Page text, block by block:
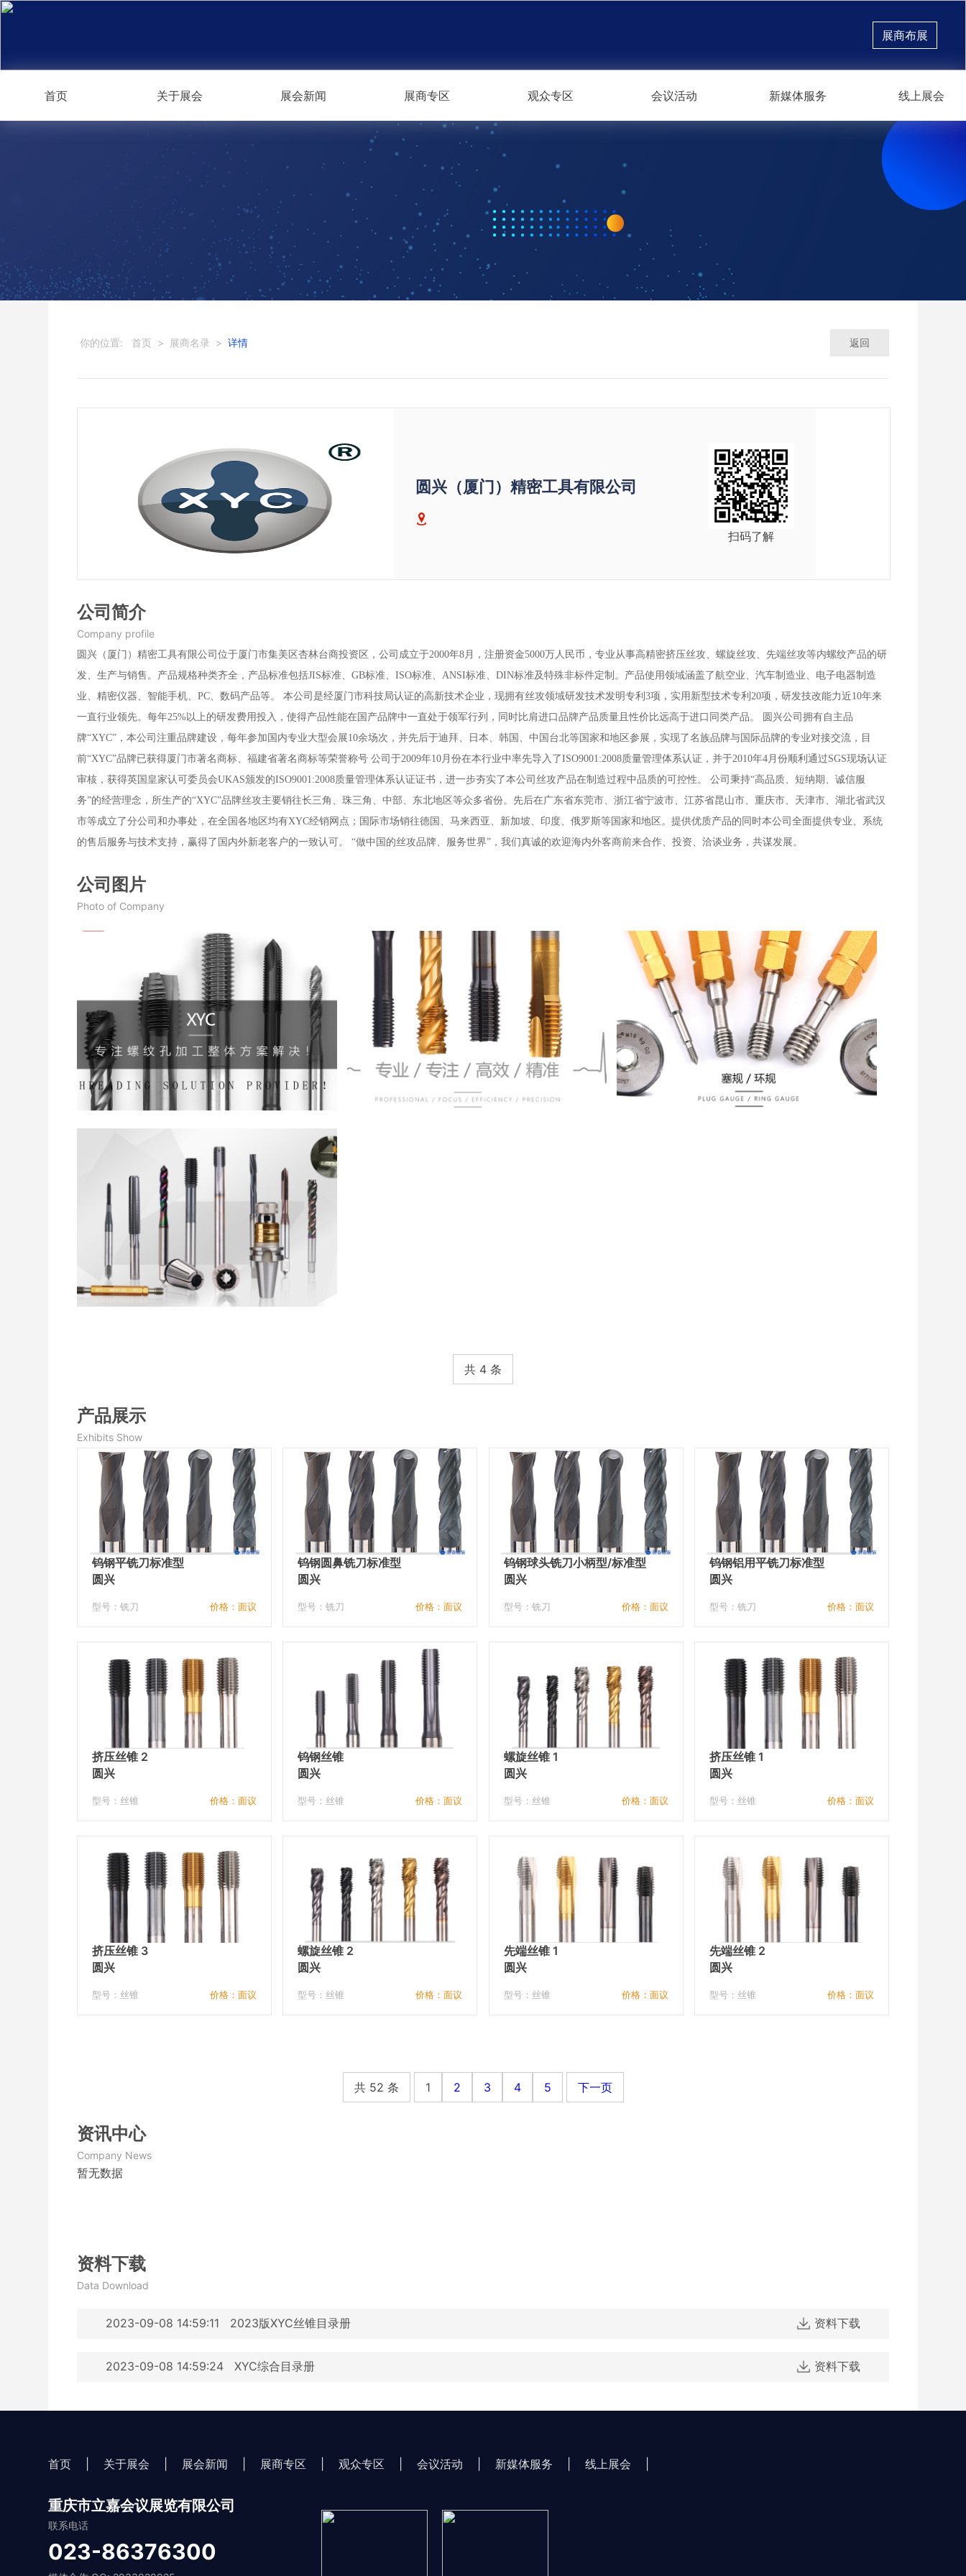
展商布展
首页 关于展会 展会新闻 展商专区 观众专区 会议活动 新媒体服务 线上展会
你的位置: 首页 > 展商名录 > 详情 返回
圆兴（厦门）精密工具有限公司
扫码了解
公司简介
Company profile
圆兴（厦门）精密工具有限公司位于厦门市集美区杏林台商投资区，公司成立于2000年8月，注册资金5000万人民币，专业从事高精密挤压丝攻、螺旋丝攻、先端丝攻等内螺纹产品的研
发、生产与销售。产品规格种类齐全，产品标准包括JIS标准、GB标准、ISO标准、ANSI标准、DIN标准及特殊非标件定制。产品使用领域涵盖了航空业、汽车制造业、电子电器制造
业、精密仪器、智能手机、PC、数码产品等。 本公司是经厦门市科技局认证的高新技术企业，现拥有丝攻领域研发技术发明专利3项，实用新型技术专利20项，研发技改能力近10年来
一直行业领先。每年25%以上的研发费用投入，使得产品性能在国产品牌中一直处于领军行列，同时比肩进口品牌产品质量且性价比远高于进口同类产品。 圆兴公司拥有自主品
牌“XYC”，本公司注重品牌建设，每年参加国内专业大型会展10余场次，并先后于迪拜、日本、韩国、中国台北等国家和地区参展，实现了名族品牌与国际品牌的专业对接交流，目
前“XYC”品牌已获得厦门市著名商标、福建省著名商标等荣誉称号 公司于2009年10月份在本行业中率先导入了ISO9001:2008质量管理体系认证，并于2010年4月份顺利通过SGS现场认证
审核，获得英国皇家认可委员会UKAS颁发的ISO9001:2008质量管理体系认证证书，进一步夯实了本公司丝攻产品在制造过程中品质的可控性。 公司秉持“高品质、短纳期、诚信服
务”的经营理念，所生产的“XYC”品牌丝攻主要销往长三角、珠三角、中部、东北地区等众多省份。先后在广东省东莞市、浙江省宁波市、江苏省昆山市、重庆市、天津市、湖北省武汉
市等成立了分公司和办事处，在全国各地区均有XYC经销网点；国际市场销往德国、马来西亚、新加坡、印度、俄罗斯等国家和地区。提供优质产品的同时本公司全面提供专业、系统
的售后服务与技术支持，赢得了国内外新老客户的一致认可。 “做中国的丝攻品牌、服务世界”，我们真诚的欢迎海内外客商前来合作、投资、洽谈业务，共谋发展。
公司图片
Photo of Company
共 4 条
产品展示
Exhibits Show
钨钢平铣刀标准型
圆兴
型号：铣刀 价格：面议
钨钢圆鼻铣刀标准型
圆兴
型号：铣刀 价格：面议
钨钢球头铣刀小柄型/标准型
圆兴
型号：铣刀 价格：面议
钨钢铝用平铣刀标准型
圆兴
型号：铣刀 价格：面议
挤压丝锥 2
圆兴
型号：丝锥 价格：面议
钨钢丝锥
圆兴
型号：丝锥 价格：面议
螺旋丝锥 1
圆兴
型号：丝锥 价格：面议
挤压丝锥 1
圆兴
型号：丝锥 价格：面议
挤压丝锥 3
圆兴
型号：丝锥 价格：面议
螺旋丝锥 2
圆兴
型号：丝锥 价格：面议
先端丝锥 1
圆兴
型号：丝锥 价格：面议
先端丝锥 2
圆兴
型号：丝锥 价格：面议
共 52 条 1 2 3 4 5 下一页
资讯中心
Company News
暂无数据
资料下载
Data Download
2023-09-08 14:59:11 2023版XYC丝锥目录册 资料下载
2023-09-08 14:59:24 XYC综合目录册 资料下载
首页 关于展会 展会新闻 展商专区 观众专区 会议活动 新媒体服务 线上展会
重庆市立嘉会议展览有限公司
联系电话
023-86376300